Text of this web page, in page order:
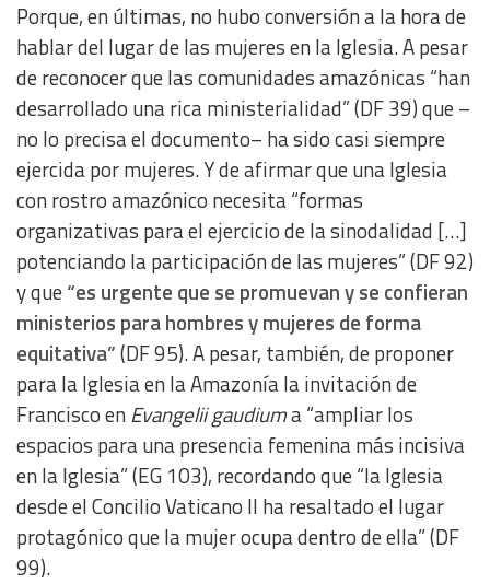
Porque, en últimas, no hubo conversión a la hora de
hablar del lugar de las mujeres en la Iglesia. A pesar
de reconocer que las comunidades amazónicas “han
desarrollado una rica ministerialidad” (DF 39) que –
no lo precisa el documento– ha sido casi siempre
ejercida por mujeres. Y de afirmar que una Iglesia
con rostro amazónico necesita “formas
organizativas para el ejercicio de la sinodalidad […]
potenciando la participación de las mujeres” (DF 92)
y que“es urgente que se promuevan y se confieran
ministerios para hombres y mujeres de forma
equitativa”(DF 95). A pesar, también, de proponer
para la Iglesia en la Amazonía la invitación de
Francisco enEvangelii gaudiuma “ampliar los
espacios para una presencia femenina más incisiva
en la Iglesia” (EG 103), recordando que “la Iglesia
desde el Concilio Vaticano II ha resaltado el lugar
protagónico que la mujer ocupa dentro de ella” (DF
99).